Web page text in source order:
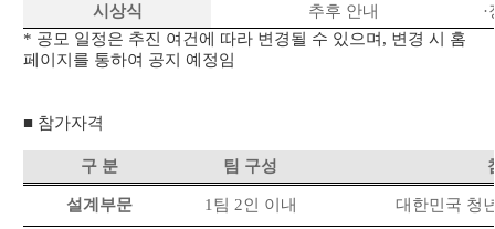
시상식
추후 안내
* 공모 일정은 추진 여건에 따라 변경될 수 있으며 , 변경 시 홈
페이지를 통하여 공지 예정임
■ 참가자격
구 분 팀 구성
설계부문 1팀 2인 이내 대한민국 청